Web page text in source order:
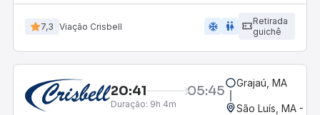
7,3 Viação Crisbell ac_unit wc
Retirada
guichê
20:41 05:45
Duração: 9h 4m
Grajaú, MA
São Luís, MA -